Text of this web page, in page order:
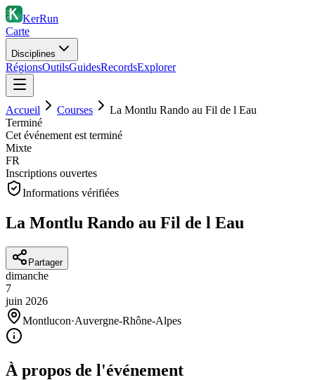
KerRun
Carte
Disciplines
RégionsOutilsGuidesRecordsExplorer
Accueil Courses
La Montlu Rando au Fil de l Eau
Terminé
Cet événement est terminé
Mixte
FR
Inscriptions ouvertes
Informations vérifiées
La Montlu Rando au Fil de l Eau
Partager
dimanche
7
juin 2026
Montlucon·Auvergne-Rhône-Alpes
À propos de l'événement